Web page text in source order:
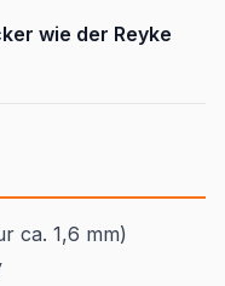
wie der Reyke
ca. 1,6 mm)